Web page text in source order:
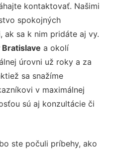
kontaktovať. Našimi
spokojných
ak sa k nim pridáte aj vy.
a okolí
úrovni už roky a za
sa snažíme
v maximálnej
sú aj konzultácie či
ste počuli príbehy, ako